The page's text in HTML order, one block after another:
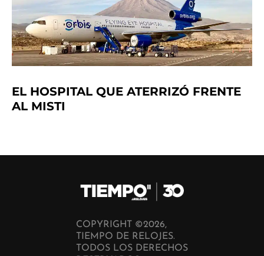
EL HOSPITAL QUE ATERRIZÓ FRENTE
AL MISTI
COPYRIGHT ©2026,
TIEMPO DE RELOJES.
TODOS LOS DERECHOS